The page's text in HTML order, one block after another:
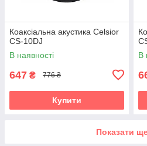
Коаксіальна акустика Celsior
CS-10DJ
В наявності
647 ₴ 776 ₴
Купити
В
Показати